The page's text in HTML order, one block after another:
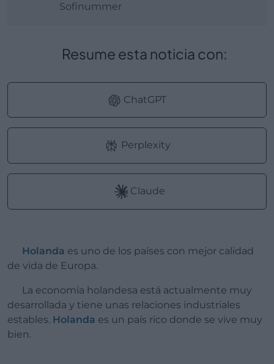
Sofinummer
Resume esta noticia con:
ChatGPT
Perplexity
Claude
Holanda es uno de los países con mejor calidad
de vida de Europa.
La economía holandesa está actualmente muy
desarrollada y tiene unas relaciones industriales
estables. Holanda es un país rico donde se vive muy
bien.